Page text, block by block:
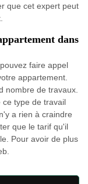
que cet expert peut
dans
faire appel
appartement.
nombre de travaux.
ce type de travail
a rien à craindre
que le tarif qu'il
Pour avoir de plus